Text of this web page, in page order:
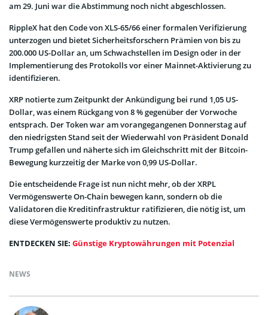
am 29. Juni war die Abstimmung noch nicht abgeschlossen.
RippleX hat den Code von XLS-65/66 einer formalen Verifizierung
unterzogen und bietet Sicherheitsforschern Prämien von bis zu
200.000 US-Dollar an, um Schwachstellen im Design oder in der
Implementierung des Protokolls vor einer Mainnet-Aktivierung zu
identifizieren.
XRP notierte zum Zeitpunkt der Ankündigung bei rund 1,05 US-
Dollar, was einem Rückgang von 8 % gegenüber der Vorwoche
entsprach. Der Token war am vorangegangenen Donnerstag auf
den niedrigsten Stand seit der Wiederwahl von Präsident Donald
Trump gefallen und näherte sich im Gleichschritt mit der Bitcoin-
Bewegung kurzzeitig der Marke von 0,99 US-Dollar.
Die entscheidende Frage ist nun nicht mehr, ob der XRPL
Vermögenswerte On-Chain bewegen kann, sondern ob die
Validatoren die Kreditinfrastruktur ratifizieren, die nötig ist, um
diese Vermögenswerte produktiv zu nutzen.
ENTDECKEN SIE: Günstige Kryptowährungen mit Potenzial
NEWS